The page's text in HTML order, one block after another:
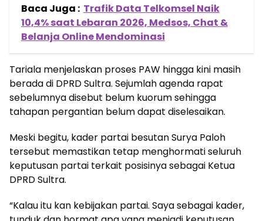
Baca Juga : Trafik Data Telkomsel Naik
10,4% saat Lebaran 2026, Medsos, Chat &
Belanja Online Mendominasi
Tariala menjelaskan proses PAW hingga kini masih
berada di DPRD Sultra. Sejumlah agenda rapat
sebelumnya disebut belum kuorum sehingga
tahapan pergantian belum dapat diselesaikan.
Meski begitu, kader partai besutan Surya Paloh
tersebut memastikan tetap menghormati seluruh
keputusan partai terkait posisinya sebagai Ketua
DPRD Sultra.
“Kalau itu kan kebijakan partai. Saya sebagai kader,